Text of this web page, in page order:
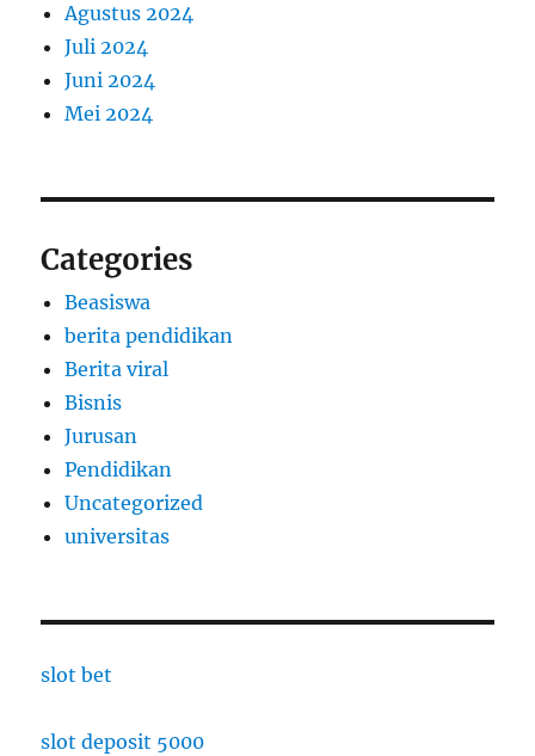
Agustus 2024
Juli 2024
Juni 2024
Mei 2024
Categories
Beasiswa
berita pendidikan
Berita viral
Bisnis
Jurusan
Pendidikan
Uncategorized
universitas
slot bet
slot deposit 5000